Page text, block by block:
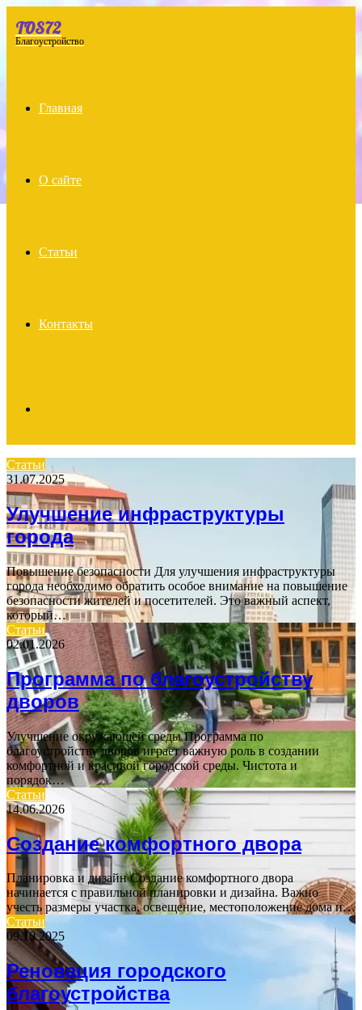
Menu
TOS72
Благоустройство
Главная
О сайте
Статьи
Контакты
for
Статьи
31.07.2025
Улучшение инфраструктуры
города
Повышение безопасности Для улучшения инфраструктуры
города необходимо обратить особое внимание на повышение
безопасности жителей и посетителей. Это важный аспект,
который…
Статьи
02.01.2026
Программа по благоустройству
дворов
Улучшение окружающей среды Программа по
благоустройству дворов играет важную роль в создании
комфортной и красивой городской среды. Чистота и
порядок…
Статьи
14.06.2026
Создание комфортного двора
Планировка и дизайн Создание комфортного двора
начинается с правильной планировки и дизайна. Важно
учесть размеры участка, освещение, местоположение дома и…
Статьи
09.10.2025
Реновация городского
благоустройства